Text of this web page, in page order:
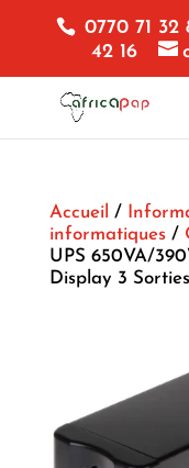
0770 71 32
42 16
Accueil /
informatiques/
UPS 650VA/
Display 3 Sorties